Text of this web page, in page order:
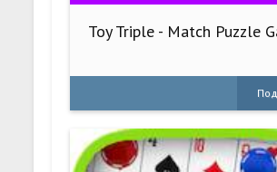
Toy Triple - Match Puzzle